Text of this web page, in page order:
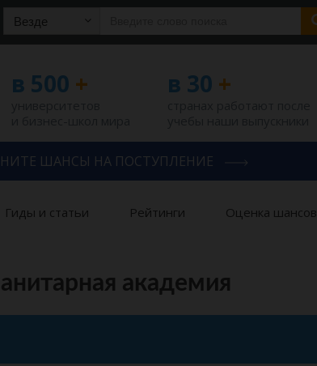
Везде
в 500 + в 30 +
ШАНСЫ НА ПОСТУПЛЕНИЕ
Гиды и статьи Рейтинги Оценка шансов
академия